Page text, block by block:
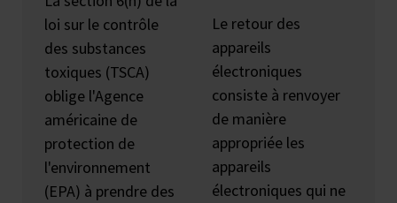
loi sur le contrôle
des substances
toxiques (TSCA)
oblige l'Agence
américaine de
protection de
l'environnement
(EPA) à prendre des
Le retour des
appareils
électroniques
consiste à renvoyer
de manière
appropriée les
appareils
électroniques qui ne